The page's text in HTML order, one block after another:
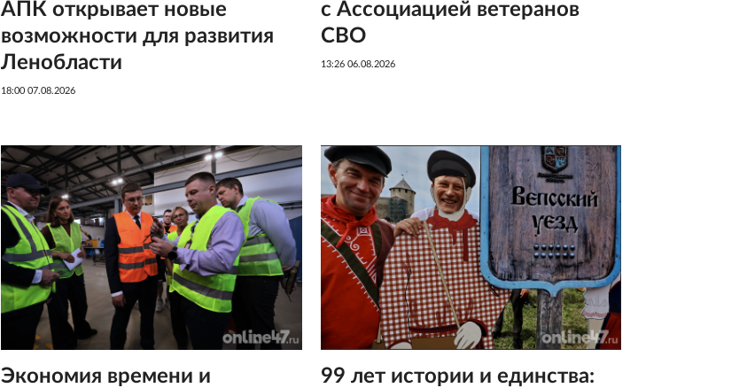
АПК открывает новые
возможности для развития
Ленобласти
18:00 07.08.2026
с Ассоциацией ветеранов
СВО
13:26 06.08.2026
Экономия времени и
99 лет истории и единства: